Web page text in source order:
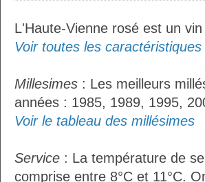
L'Haute-Vienne rosé est un
Voir toutes les
Millesimes : Les meilleurs
années : 1985, 1989, 1995,
Voir le tableau des millésimes
Service : La température de
comprise entre 8°C et 11°C.